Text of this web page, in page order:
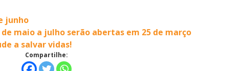
junho
maio a julho serão abertas em 25 de março
a salvar vidas!
Compartilhe: